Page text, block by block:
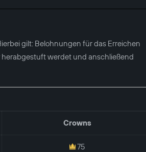
gilt: Belohnungen für das Erreichen
herabgestuft werdet und anschließend
Crowns
75